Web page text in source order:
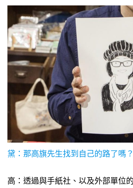
黛：那高旗先生找到自己的路了嗎
高：透過與手紙社、以及外部單位